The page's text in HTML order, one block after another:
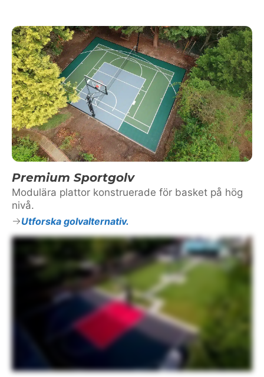
Premium Sportgolv
Modulära plattor konstruerade för basket på hög
nivå.
Utforska golvalternativ.